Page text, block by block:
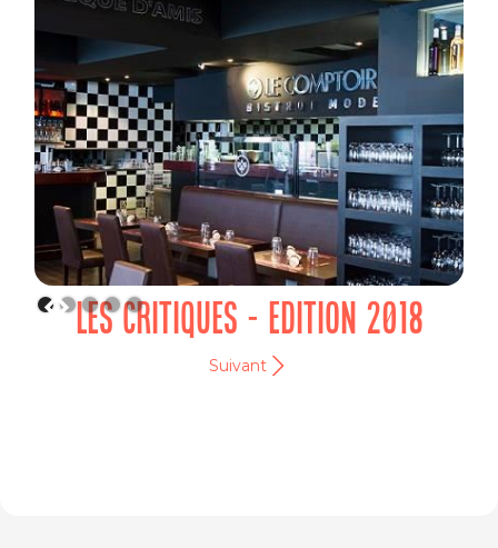
LES CRITIQUES - EDITION 2018
Suivant